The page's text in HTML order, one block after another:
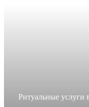
Ритуальные услуги